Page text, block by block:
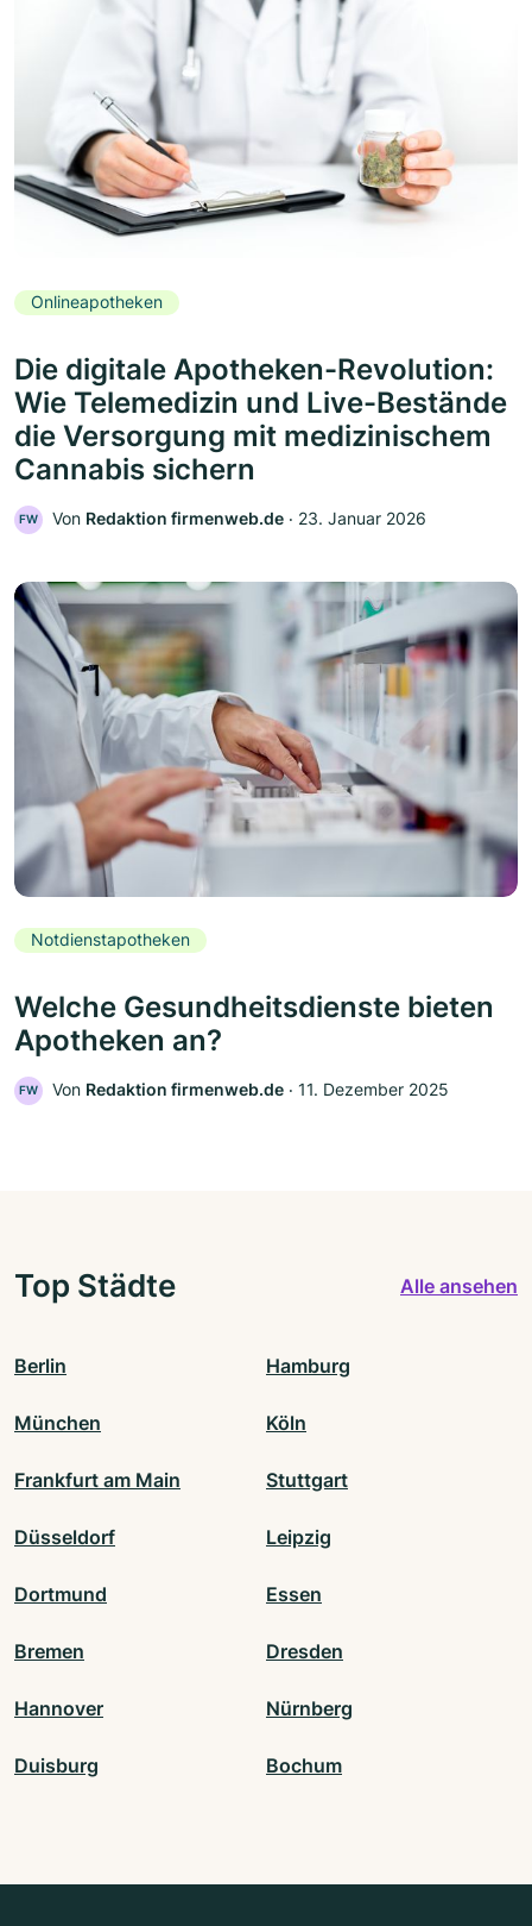
Onlineapotheken
Die digitale Apotheken-Revolution:
Wie Telemedizin und Live-Bestände
die Versorgung mit medizinischem
Cannabis sichern
FW Von Redaktion firmenweb.de ‧ 23. Januar 2026
Notdienstapotheken
Welche Gesundheitsdienste bieten
Apotheken an?
FW Von Redaktion firmenweb.de ‧ 11. Dezember 2025
Top Städte Alle ansehen
Berlin Hamburg
München Köln
Frankfurt am Main Stuttgart
Düsseldorf Leipzig
Dortmund Essen
Bremen Dresden
Hannover Nürnberg
Duisburg Bochum